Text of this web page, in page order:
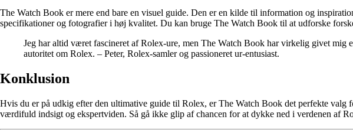
The Watch Book er mere end bare en visuel guide. Den er en kilde til information og
specifikationer og fotografier i høj kvalitet. Du kan bruge The Watch Book til at udforske
Jeg har altid været fascineret af Rolex-ure, men The Watch Book har virkelig givet mig
autoritet om Rolex. – Peter, Rolex-samler og passioneret ur-entusiast.
Konklusion
Hvis du er på udkig efter den ultimative guide til Rolex, er The Watch Book det perfekte
værdifuld indsigt og ekspertviden. Så gå ikke glip af chancen for at dykke ned i verdenen af